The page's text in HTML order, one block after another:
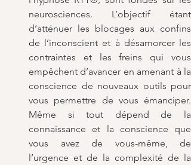
neurosciences. L’objectif étant
d’atténuer les blocages aux confins
de l’inconscient et à désamorcer les
contraintes et les freins qui vous
empêchent d’avancer en amenant à la
conscience de nouveaux outils pour
vous permettre de vous émanciper.
Même si tout dépend de la
connaissance et la conscience que
vous avez de vous-même, de
l’urgence et de la complexité de la